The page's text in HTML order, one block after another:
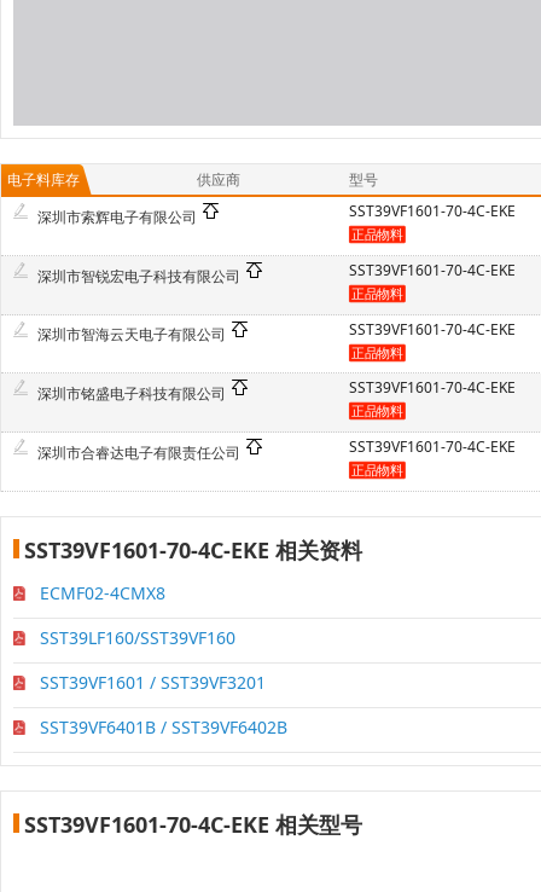
电子料库存 供应商
型号
深圳市索辉电子有限公司
SST39VF1601-70-4C-EKE
深圳市智锐宏电子科技有限公司 SST39VF1601-70-4C-EKE
深圳市智海云天电子有限公司 SST39VF1601-70-4C-EKE
深圳市铭盛电子科技有限公司 SST39VF1601-70-4C-EKE
深圳市合睿达电子有限责任公司 SST39VF1601-70-4C-EKE
SST39VF1601-70-4C-EKE 相关资料
ECMF02-4CMX8
SST39LF160/SST39VF160
SST39VF1601 / SST39VF3201
SST39VF6401B / SST39VF6402B
SST39VF1601-70-4C-EKE 相关型号